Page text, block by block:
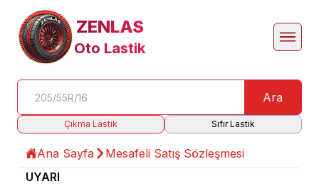
ZENLAS
Oto Lastik
Ara
Çıkma Lastik Sıfır Lastik
Ana Sayfa
Mesafeli Satış Sözleşmesi
UYARI